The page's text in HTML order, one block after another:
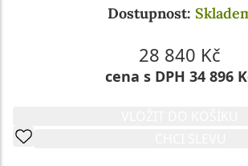
Dostupnost:
28 840 Kč
cena s DPH 34 896